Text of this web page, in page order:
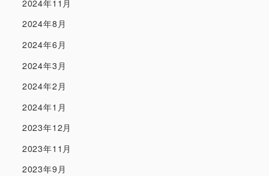
2024年11月
2024年8月
2024年6月
2024年3月
2024年2月
2024年1月
2023年12月
2023年11月
2023年9月